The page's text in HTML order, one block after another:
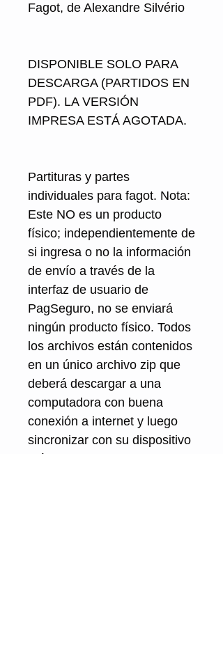
Fagot, de Alexandre Silvério
DISPONIBLE SOLO PARA
DESCARGA (PARTIDOS EN
PDF). LA VERSIÓN
IMPRESA ESTÁ AGOTADA.
Partituras y partes
individuales para fagot. Nota:
Este NO es un producto
físico; independientemente de
si ingresa o no la información
de envío a través de la
interfaz de usuario de
PagSeguro, no se enviará
ningún producto físico. Todos
los archivos están contenidos
en un único archivo zip que
deberá descargar a una
computadora con buena
conexión a internet y luego
sincronizar con su dispositivo